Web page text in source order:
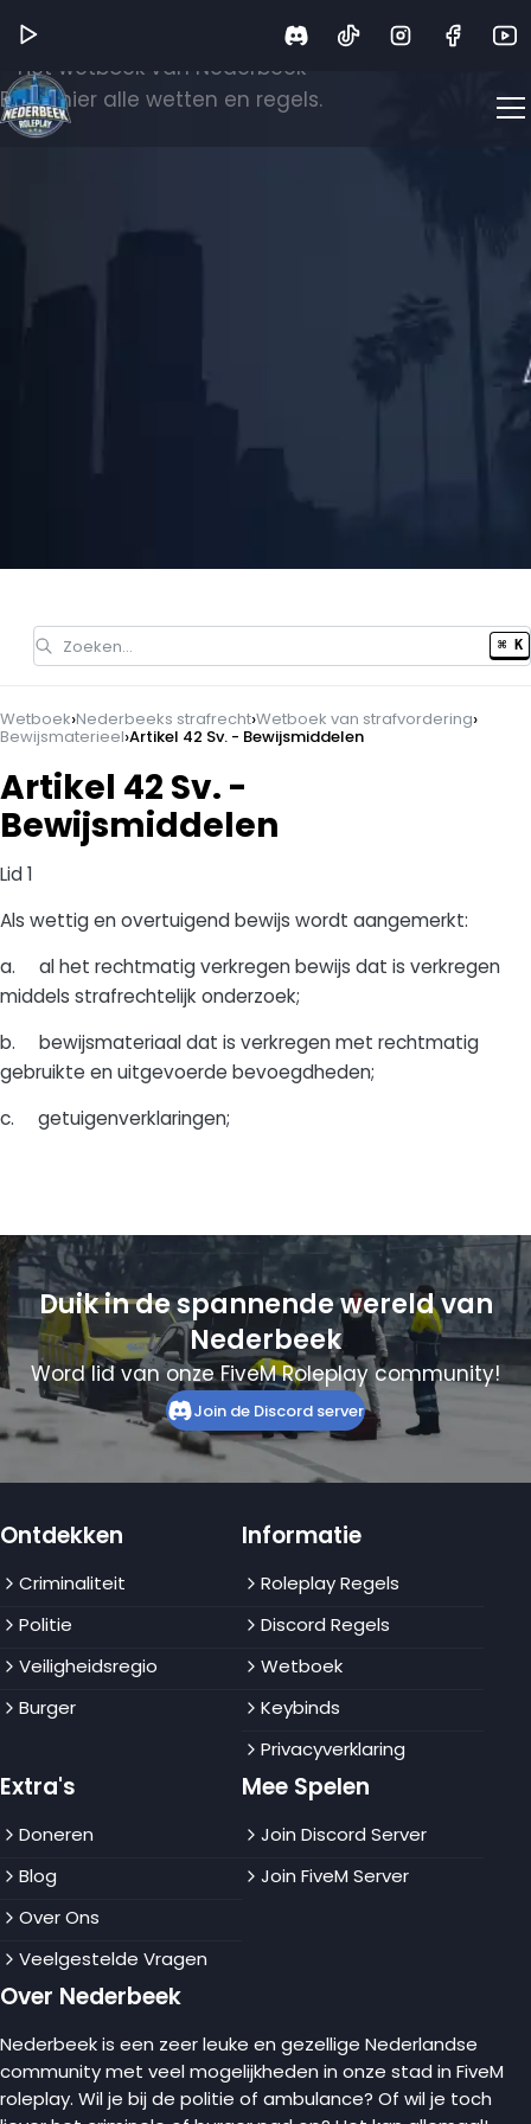
Het wetboek van Nederbeek
Bekijk hier alle wetten en regels.
Zoeken… ⌘ K
Wetboek›Nederbeeks strafrecht›Wetboek van strafvordering›
Bewijsmaterieel›Artikel 42 Sv. - Bewijsmiddelen
Artikel 42 Sv. -
Bewijsmiddelen
Lid 1
Als wettig en overtuigend bewijs wordt aangemerkt:
a. al het rechtmatig verkregen bewijs dat is verkregen
middels strafrechtelijk onderzoek;
b. bewijsmateriaal dat is verkregen met rechtmatig
gebruikte en uitgevoerde bevoegdheden;
c. getuigenverklaringen;
Duik in de spannende wereld van
Nederbeek
Word lid van onze FiveM Roleplay community!
Join de Discord server
Ontdekken
Criminaliteit
Politie
Veiligheidsregio
Burger
Informatie
Roleplay Regels
Discord Regels
Wetboek
Keybinds
Privacyverklaring
Extra's
Doneren
Blog
Over Ons
Veelgestelde Vragen
Mee Spelen
Join Discord Server
Join FiveM Server
Over Nederbeek
Nederbeek is een zeer leuke en gezellige Nederlandse
community met veel mogelijkheden in onze stad in FiveM
roleplay. Wil je bij de politie of ambulance? Of wil je toch